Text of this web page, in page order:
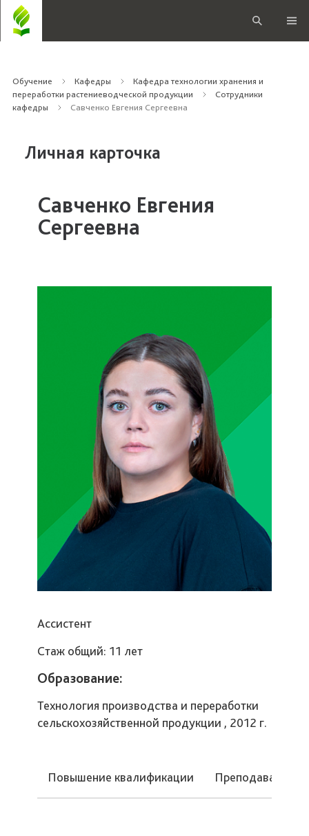
Обучение Кафедры
Кафедра технологии хранения и
переработки растениеводческой продукции
Сотрудники
кафедры
Савченко Евгения Сергеевна
Личная карточка
Савченко Евгения
Сергеевна
Ассистент
Стаж общий: 11 лет
Образование:
Технология производства и переработки
сельскохозяйственной продукции , 2012 г.
Повышение квалификации Преподаваемые